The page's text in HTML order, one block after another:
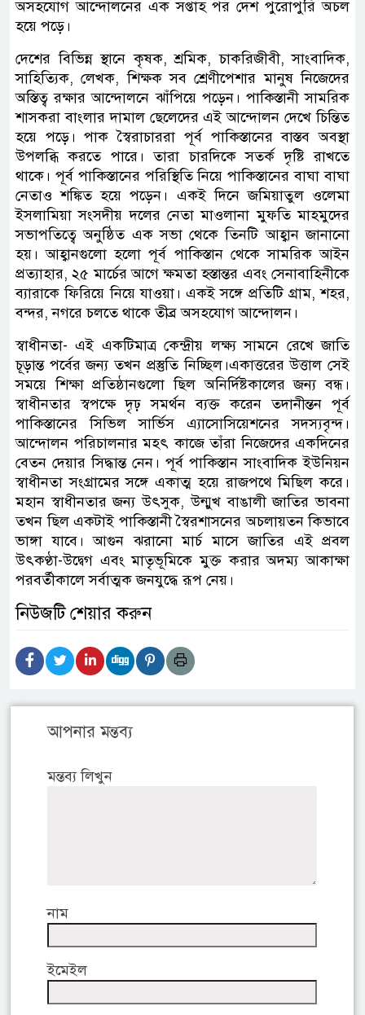
অসহযোগ আন্দোলনের এক সপ্তাহ পর দেশ পুরোপুরি অচল
হয়ে পড়ে।
দেশের বিভিন্ন স্থানে কৃষক, শ্রমিক, চাকরিজীবী, সাংবাদিক,
সাহিত্যিক, লেখক, শিক্ষক সব শ্রেণীপেশার মানুষ নিজেদের
অস্তিত্ব রক্ষার আন্দোলনে ঝাঁপিয়ে পড়েন। পাকিস্তানী সামরিক
শাসকরা বাংলার দামাল ছেলেদের এই আন্দোলন দেখে চিন্তিত
হয়ে পড়ে। পাক স্বৈরাচাররা পূর্ব পাকিস্তানের বাস্তব অবস্থা
উপলব্ধি করতে পারে। তারা চারদিকে সতর্ক দৃষ্টি রাখতে
থাকে। পূর্ব পাকিস্তানের পরিস্থিতি নিয়ে পাকিস্তানের বাঘা বাঘা
নেতাও শঙ্কিত হয়ে পড়েন। একই দিনে জমিয়াতুল ওলেমা
ইসলামিয়া সংসদীয় দলের নেতা মাওলানা মুফতি মাহমুদের
সভাপতিত্বে অনুষ্ঠিত এক সভা থেকে তিনটি আহ্বান জানানো
হয়। আহ্বানগুলো হলো পূর্ব পাকিস্তান থেকে সামরিক আইন
প্রত্যাহার, ২৫ মার্চের আগে ক্ষমতা হস্তান্তর এবং সেনাবাহিনীকে
ব্যারাকে ফিরিয়ে নিয়ে যাওয়া। একই সঙ্গে প্রতিটি গ্রাম, শহর,
বন্দর, নগরে চলতে থাকে তীব্র অসহযোগ আন্দোলন।
স্বাধীনতা- এই একটিমাত্র কেন্দ্রীয় লক্ষ্য সামনে রেখে জাতি
চূড়ান্ত পর্বের জন্য তখন প্রস্তুতি নিচ্ছিল।একাত্তরের উত্তাল সেই
সময়ে শিক্ষা প্রতিষ্ঠানগুলো ছিল অনির্দিষ্টকালের জন্য বন্ধ।
স্বাধীনতার স্বপক্ষে দৃঢ় সমর্থন ব্যক্ত করেন তদানীন্তন পূর্ব
পাকিস্তানের সিভিল সার্ভিস এ্যাসোসিয়েশনের সদস্যবৃন্দ।
আন্দোলন পরিচালনার মহৎ কাজে তাঁরা নিজেদের একদিনের
বেতন দেয়ার সিদ্ধান্ত নেন। পূর্ব পাকিস্তান সাংবাদিক ইউনিয়ন
স্বাধীনতা সংগ্রামের সঙ্গে একাত্ম হয়ে রাজপথে মিছিল করে।
মহান স্বাধীনতার জন্য উৎসুক, উন্মুখ বাঙালী জাতির ভাবনা
তখন ছিল একটাই পাকিস্তানী স্বৈরশাসনের অচলায়তন কিভাবে
ভাঙ্গা যাবে। আগুন ঝরানো মার্চ মাসে জাতির এই প্রবল
উৎকণ্ঠা-উদ্বেগ এবং মাতৃভূমিকে মুক্ত করার অদম্য আকাক্ষা
পরবর্তীকালে সর্বাত্মক জনযুদ্ধে রূপ নেয়।
নিউজটি শেয়ার করুন
আপনার মন্তব্য
মন্তব্য লিখুন
নাম
ইমেইল